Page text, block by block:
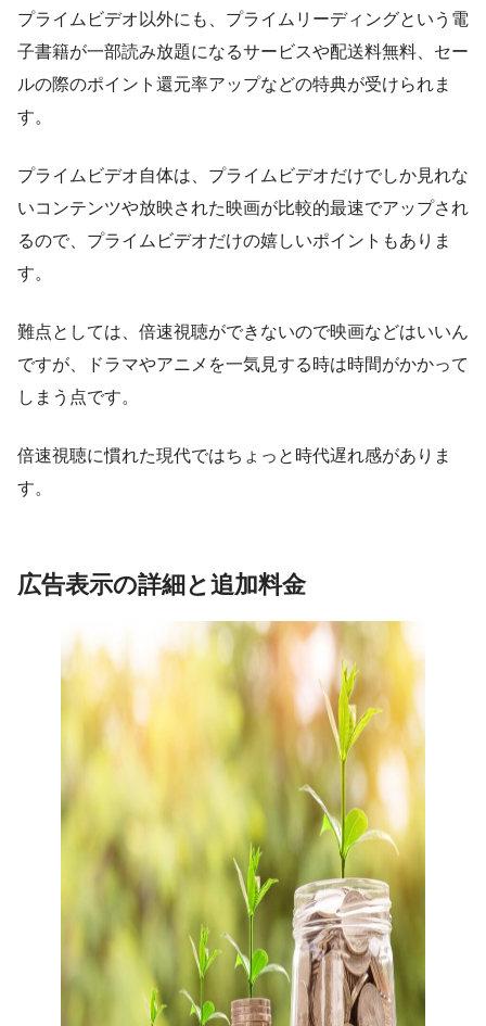
プライムビデオ以外にも、プライムリーディングという電
子書籍が一部読み放題になるサービスや配送料無料、セー
ルの際のポイント還元率アップなどの特典が受けられま
す。
プライムビデオ自体は、プライムビデオだけでしか見れな
いコンテンツや放映された映画が比較的最速でアップされ
るので、プライムビデオだけの嬉しいポイントもありま
す。
難点としては、倍速視聴ができないので映画などはいいん
ですが、ドラマやアニメを一気見する時は時間がかかって
しまう点です。
倍速視聴に慣れた現代ではちょっと時代遅れ感がありま
す。
広告表示の詳細と追加料金